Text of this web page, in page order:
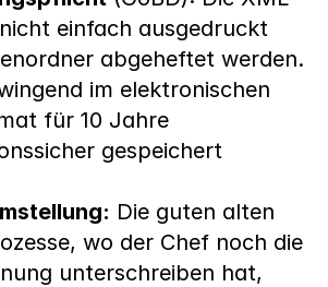
einfach ausgedruckt
abgeheftet werden.
im elektronischen
für 10 Jahre
gespeichert
Die guten alten
wo der Chef noch die
unterschreiben hat,